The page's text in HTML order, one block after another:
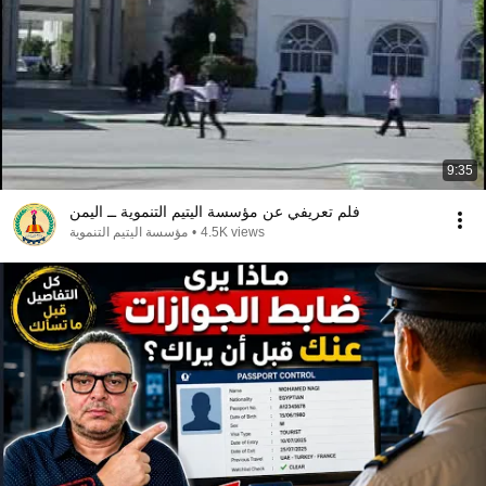
9:35
فلم تعريفي عن مؤسسة اليتيم التنموية ــ اليمن
مؤسسة اليتيم التنموية • 4.5K views